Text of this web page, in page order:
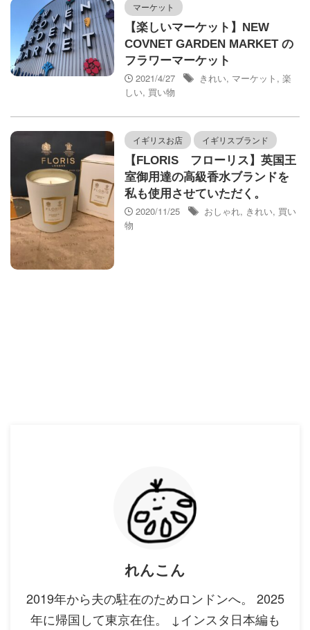
マーケット
【楽しいマーケット】NEW
COVNET GARDEN MARKET の
フラワーマーケット
2021/4/27
きれい, マーケット , 楽
しい, 買い物
イギリスお店 イギリスブランド
【FLORIS フローリス】英国王
室御用達の高級香水ブランドを
私も使用させていただく。
2020/11/25
おしゃれ, きれい, 買い
物
れんこん
2019年から夫の駐在のためロンドンへ。 2025
年に帰国して東京在住。 ↓インスタ日本編も